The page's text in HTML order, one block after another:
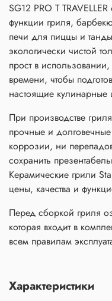
SG12 PRO T
функции гриля,
печи для пиццы и
экологически чистой
прост в
времени, чтобы
настоящие
При производстве
прочные и
коррозии, ни
сохранить
Керамические грили
цены, качества и
Перед сборкой гриля
которая входит в
всем правилам
Характеристики